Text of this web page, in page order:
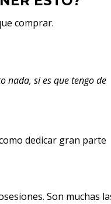
comprar.
nada, si es que tengo de
dedicar gran parte
Son muchas